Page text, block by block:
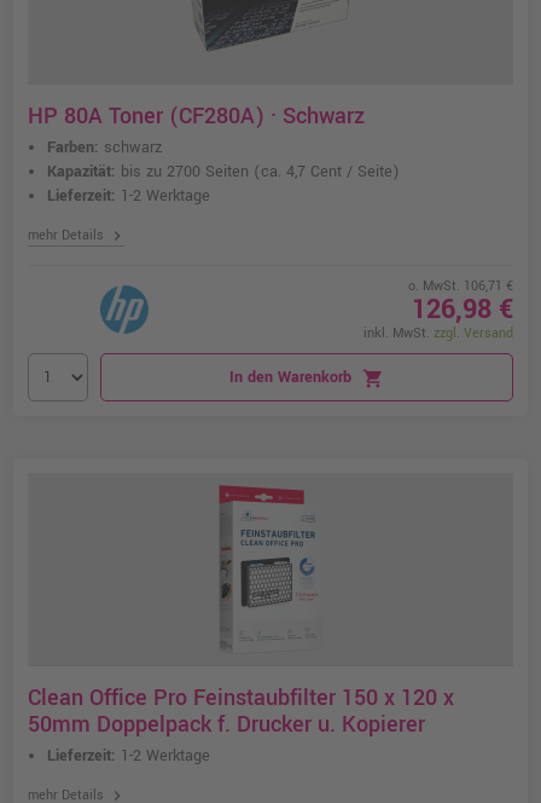
HP 80A Toner (CF280A) · Schwarz
Farben: schwarz
Kapazität: bis zu 2700 Seiten (ca. 4,7 Cent / Seite)
Lieferzeit: 1-2 Werktage
mehr Details chevron_right
o. MwSt. 106,71 €
126,98 €
inkl. MwSt. zzgl. Versand
In den Warenkorb shopping_cart
Clean Office Pro Feinstaubfilter 150 x 120 x
50mm Doppelpack f. Drucker u. Kopierer
Lieferzeit: 1-2 Werktage
mehr Details chevron_right